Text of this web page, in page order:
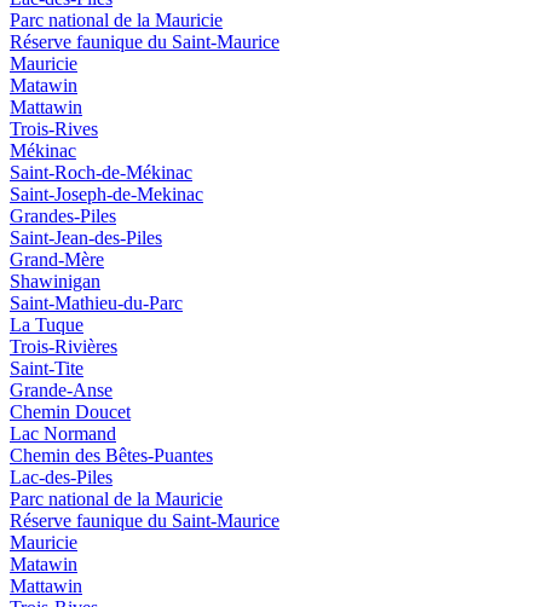
Parc national de la Mauricie
Réserve faunique du Saint‑Maurice
Mauricie
Matawin
Mattawin
Trois-Rives
Mékinac
Saint-Roch-de-Mékinac
Saint-Joseph-de-Mekinac
Grandes-Piles
Saint-Jean-des-Piles
Grand-Mère
Shawinigan
Saint-Mathieu-du-Parc
La Tuque
Trois-Rivières
Saint-Tite
Grande-Anse
Chemin Doucet
Lac Normand
Chemin des Bêtes-Puantes
Lac-des-Piles
Parc national de la Mauricie
Réserve faunique du Saint‑Maurice
Mauricie
Matawin
Mattawin